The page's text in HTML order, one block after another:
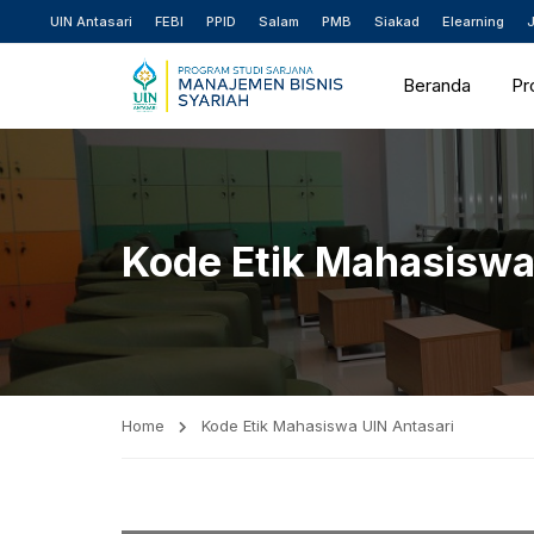
UIN Antasari FEBI PPID Salam PMB Siakad Elearning
Beranda
Kode Etik
Home Kode Etik Mahasiswa UIN Antasari